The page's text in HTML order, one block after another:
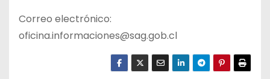
Correo electrónico:
oficina.informaciones@sag.gob.cl